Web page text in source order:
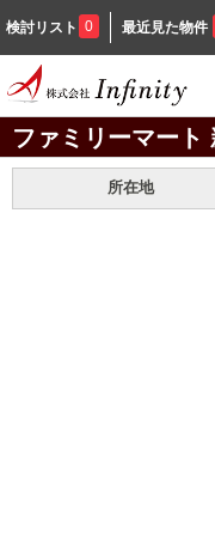
検討リスト 0 最近見た物件
ファミリーマート
所在地